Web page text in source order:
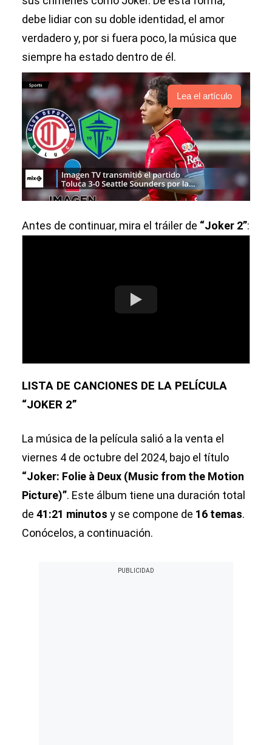
debe lidiar con su doble identidad, el amor
verdadero y, por si fuera poco, la música que
siempre ha estado dentro de él.
Lea el artículo
Antes de continuar, mira el tráiler de “Joker 2”:
LISTA DE CANCIONES DE LA PELÍCULA
“JOKER 2”
La música de la película salió a la venta el
viernes 4 de octubre del 2024, bajo el título
“Joker: Folie à Deux (Music from the Motion
Picture)”. Este álbum tiene una duración total
de 41:21 minutos y se compone de 16 temas.
Conócelos, a continuación.